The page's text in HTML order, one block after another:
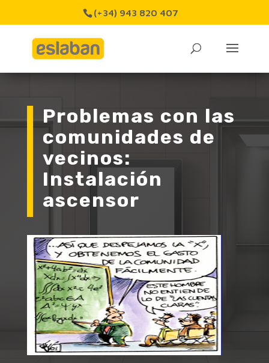
(+34) 943 820 407
Problemas con las
comunidades de
vecinos:
Instalación
ascensor